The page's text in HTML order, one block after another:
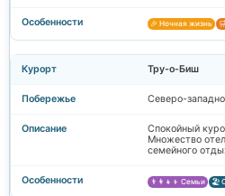
🎉 Ночная жизнь
Тру-о-Биш
Северо-
Спокойный
Множество
семейного
👨‍👩‍👧‍👦 Семьи 🏖️